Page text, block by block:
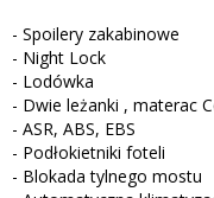
- Spoilery zakabinowe
- Night Lock
- Lodówka
- Dwie leżanki , materac
- ASR, ABS, EBS
- Podłokietniki foteli
- Blokada tylnego mostu